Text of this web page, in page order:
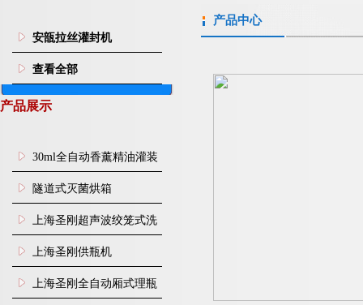
安瓿拉丝灌封机
查看全部
产品展示
30ml全自动香薰精油灌装
旋盖机
隧道式灭菌烘箱
上海圣刚超声波绞笼式洗
瓶机
上海圣刚供瓶机
上海圣刚全自动厢式理瓶
产品中心